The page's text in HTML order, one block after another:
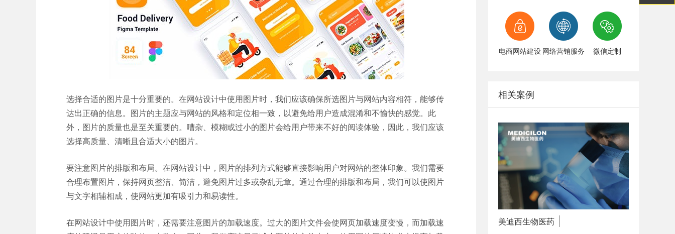
选择合适的图片是十分重要的。在网站设计中使用图片时，我们应该确保所选图片与网站内容相符，能够传
达出正确的信息。图片的主题应与网站的风格和定位相一致，以避免给用户造成混淆和不愉快的感觉。此
外，图片的质量也是至关重要的。嘈杂、模糊或过小的图片会给用户带来不好的阅读体验，因此，我们应该
选择高质量、清晰且合适大小的图片。
要注意图片的排版和布局。在网站设计中，图片的排列方式能够直接影响用户对网站的整体印象。我们需要
合理布置图片，保持网页整洁、简洁，避免图片过多或杂乱无章。通过合理的排版和布局，我们可以使图片
与文字相辅相成，使网站更加有吸引力和易读性。
在网站设计中使用图片时，还需要注意图片的加载速度。过大的图片文件会使网页加载速度变慢，而加载速
电商网站建设 网络营销服务 微信定制
相关案例
美迪西生物医药